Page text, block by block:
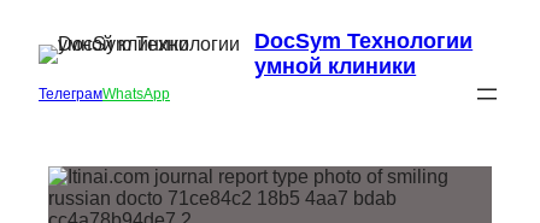
DocSym Технологии
умной клиники
ТелеграмWhatsApp